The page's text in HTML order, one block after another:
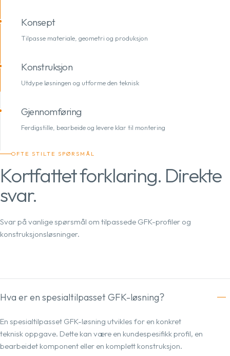
Konsept
Tilpasse materiale, geometri og produksjon
Konstruksjon
Utdype løsningen og utforme den teknisk
Gjennomføring
Ferdigstille, bearbeide og levere klar til montering
OFTE STILTE SPØRSMÅL
Kortfattet forklaring. Direkte
svar.
Svar på vanlige spørsmål om tilpassede GFK-profiler og
konstruksjonsløsninger.
Hva er en spesialtilpasset GFK-løsning?
En spesialtilpasset GFK-løsning utvikles for en konkret
teknisk oppgave. Dette kan være en kundespesifikk profil, en
bearbeidet komponent eller en komplett konstruksjon.